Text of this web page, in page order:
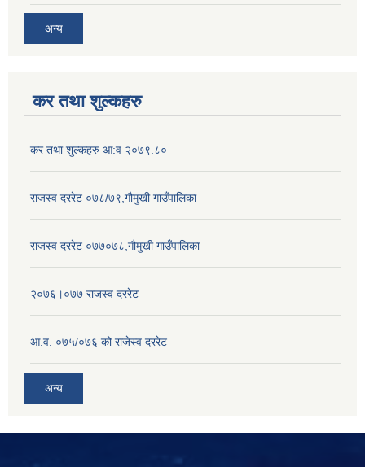
अन्य
कर तथा शुल्कहरु
कर तथा शुल्कहरु आ:व २०७९.८०
राजस्व दररेट ०७८/७९,गौमुखी गाउँपालिका
राजस्व दररेट ०७७०७८,गौमुखी गाउँपालिका
२०७६।०७७ राजस्व दररेट
आ.व. ०७५/०७६ को राजेस्व दररेट
अन्य